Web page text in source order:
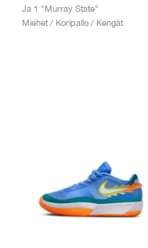
Ja 1 "Murray State"
Miehet / Koripallo / Kengät